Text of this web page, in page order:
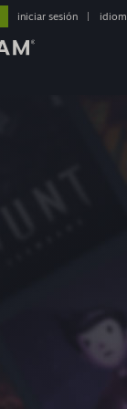
iniciar sesión